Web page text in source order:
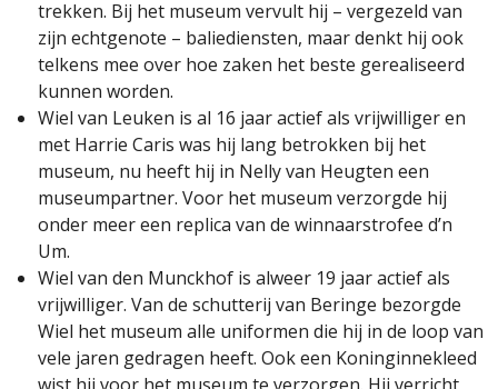
trekken. Bij het museum vervult hij – vergezeld van
zijn echtgenote – baliediensten, maar denkt hij ook
telkens mee over hoe zaken het beste gerealiseerd
kunnen worden.
Wiel van Leuken is al 16 jaar actief als vrijwilliger en
met Harrie Caris was hij lang betrokken bij het
museum, nu heeft hij in Nelly van Heugten een
museumpartner. Voor het museum verzorgde hij
onder meer een replica van de winnaarstrofee d’n
Um.
Wiel van den Munckhof is alweer 19 jaar actief als
vrijwilliger. Van de schutterij van Beringe bezorgde
Wiel het museum alle uniformen die hij in de loop van
vele jaren gedragen heeft. Ook een Koninginnekleed